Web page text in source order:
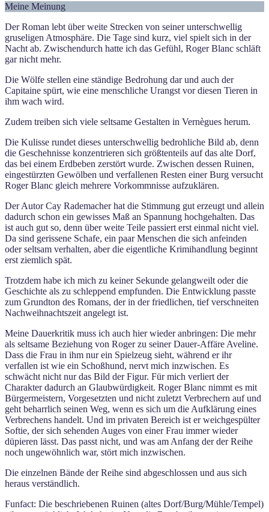
Meine Meinung
Der Roman lebt über weite Strecken von seiner unterschwellig
gruseligen Atmosphäre. Die Tage sind kurz, viel spielt sich in der
Nacht ab. Zwischendurch hatte ich das Gefühl, Roger Blanc schläft
gar nicht mehr.
Die Wölfe stellen eine ständige Bedrohung dar und auch der
Capitaine spürt, wie eine menschliche Urangst vor diesen Tieren in
ihm wach wird.
Zudem treiben sich viele seltsame Gestalten in Vernègues herum.
Die Kulisse rundet dieses unterschwellig bedrohliche Bild ab, denn
die Geschehnisse konzentrieren sich größtenteils auf das alte Dorf,
das bei einem Erdbeben zerstört wurde. Zwischen dessen Ruinen,
eingestürzten Gewölben und verfallenen Resten einer Burg versucht
Roger Blanc gleich mehrere Vorkommnisse aufzuklären.
Der Autor Cay Rademacher hat die Stimmung gut erzeugt und allein
dadurch schon ein gewisses Maß an Spannung hochgehalten. Das
ist auch gut so, denn über weite Teile passiert erst einmal nicht viel.
Da sind gerissene Schafe, ein paar Menschen die sich anfeinden
oder seltsam verhalten, aber die eigentliche Krimihandlung beginnt
erst ziemlich spät.
Trotzdem habe ich mich zu keiner Sekunde gelangweilt oder die
Geschichte als zu schleppend empfunden. Die Entwicklung passte
zum Grundton des Romans, der in der friedlichen, tief verschneiten
Nachweihnachtszeit angelegt ist.
Meine Dauerkritik muss ich auch hier wieder anbringen: Die mehr
als seltsame Beziehung von Roger zu seiner Dauer-Affäre Aveline.
Dass die Frau in ihm nur ein Spielzeug sieht, während er ihr
verfallen ist wie ein Schoßhund, nervt mich inzwischen. Es
schwächt nicht nur das Bild der Figur. Für mich verliert der
Charakter dadurch an Glaubwürdigkeit. Roger Blanc nimmt es mit
Bürgermeistern, Vorgesetzten und nicht zuletzt Verbrechern auf und
geht beharrlich seinen Weg, wenn es sich um die Aufklärung eines
Verbrechens handelt. Und im privaten Bereich ist er weichgespülter
Softie, der sich sehenden Auges von einer Frau immer wieder
düpieren lässt. Das passt nicht, und was am Anfang der der Reihe
noch ungewöhnlich war, stört mich inzwischen.
Die einzelnen Bände der Reihe sind abgeschlossen und aus sich
heraus verständlich.
Funfact: Die beschriebenen Ruinen (altes Dorf/Burg/Mühle/Tempel)